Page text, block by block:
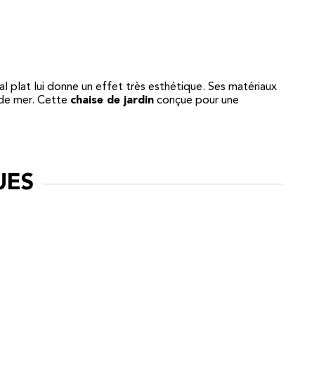
plat lui donne un effet très esthétique. Ses matériaux
mer. Cette chaise de jardin conçue pour une